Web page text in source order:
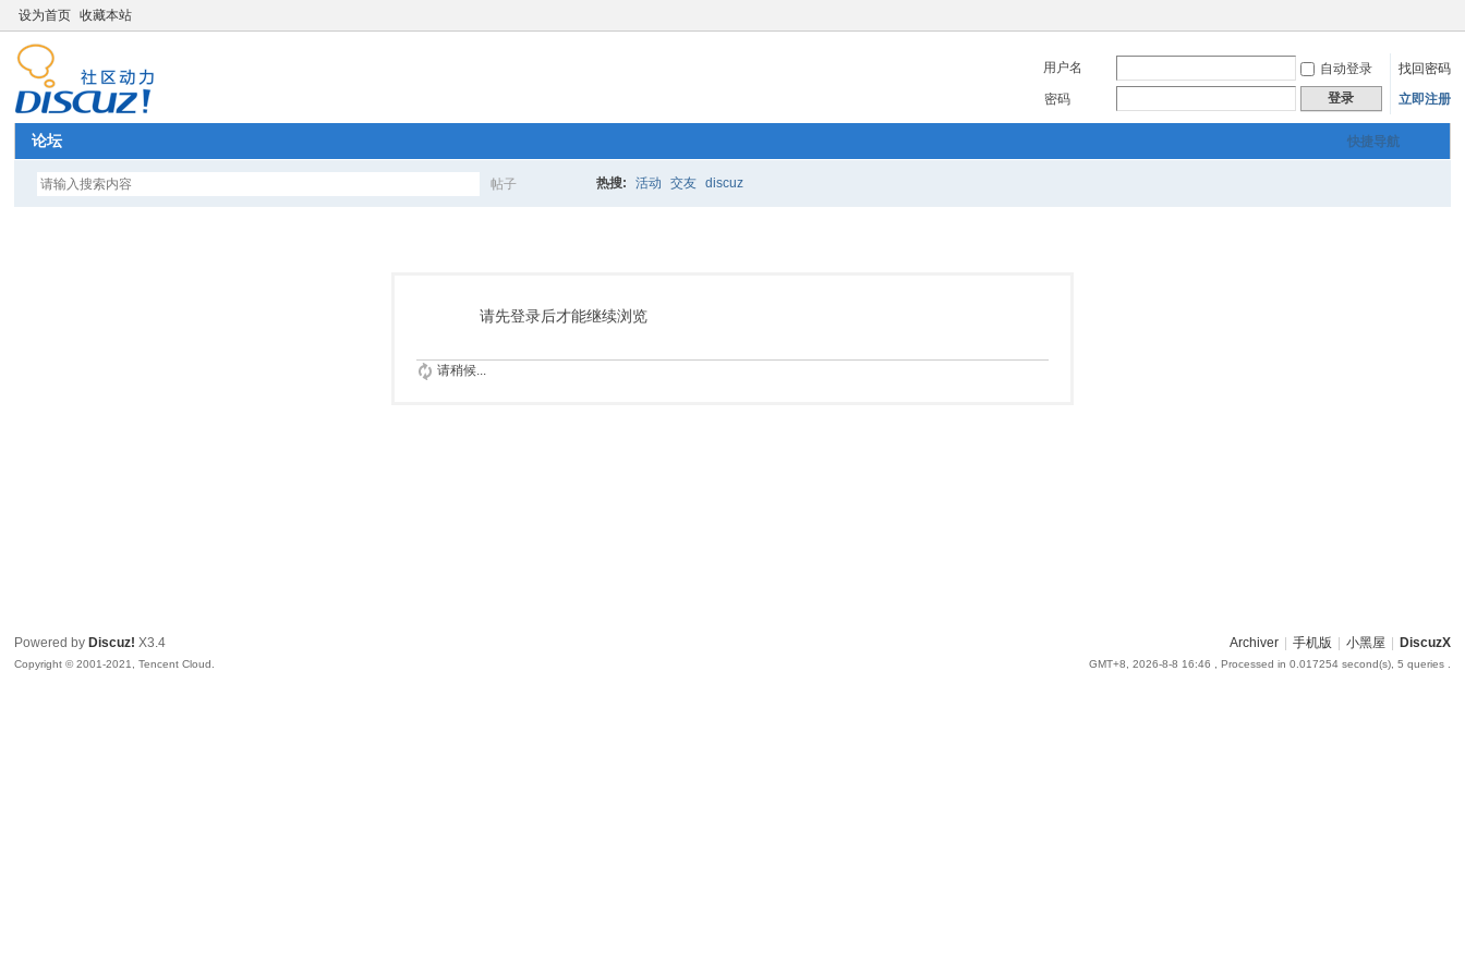
设为首页 收藏本站
用户名 自动登录
找回密码
密码
登录 立即注册
快捷导航
论坛
帖子
索
热搜: 活动 交友 discuz
请先登录后才能继续浏览
请稍候...
Archiver 手机版 小黑屋 DiscuzX
GMT+8, 2026-8-8 16:46 , Processed in 0.017254 second(s), 5 queries .
Powered by Discuz! X3.4
Copyright © 2001-2021, Tencent Cloud.